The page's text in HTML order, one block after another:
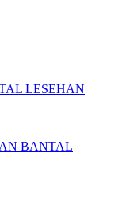
LESEHAN
BANTAL